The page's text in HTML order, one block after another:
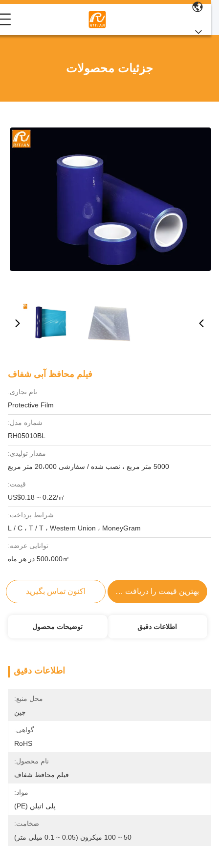
جزئیات محصولات
فیلم محافظ آبی شفاف
نام تجاری:
Protective Film
شماره مدل:
RH05010BL
مقدار تولیدی:
5000 متر مربع ، نصب شده / سفارشی 20،000 متر مربع
قیمت:
US$0.18 ~ 0.22/㎡
شرایط پرداخت:
L / C ، T / T ، Western Union ، MoneyGram
توانایی عرضه:
500،000㎡ در هر ماه
بهترین قیمت را دریافت کنید اکنون تماس بگیرید
اطلاعات دقیق توضیحات محصول
اطلاعات دقیق
محل منبع:
چین
گواهی:
RoHS
نام محصول:
فیلم محافظ شفاف
مواد:
پلی اتیلن (PE)
ضخامت:
50 ~ 100 میکرون (0.05 ~ 0.1 میلی متر)